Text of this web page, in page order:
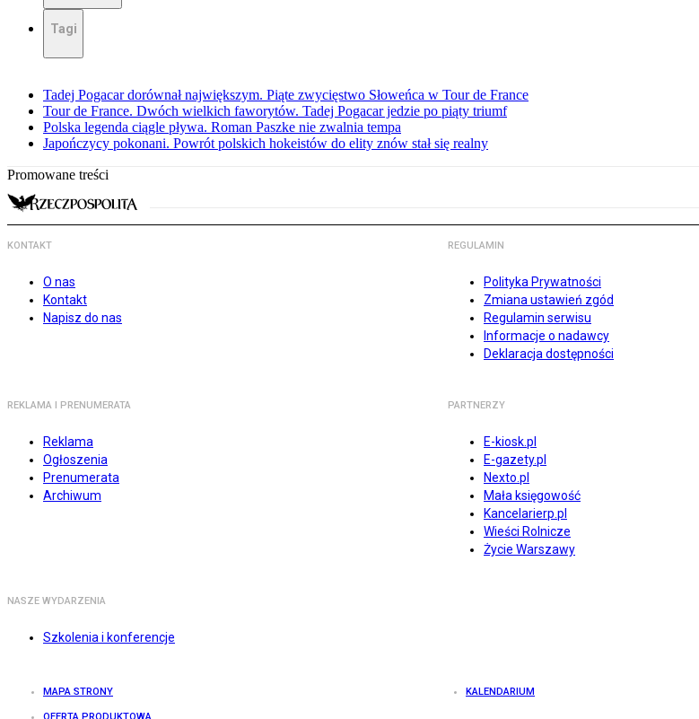
Tagi
Tadej Pogacar dorównał największym. Piąte zwycięstwo Słoweńca w Tour de France
Tour de France. Dwóch wielkich faworytów. Tadej Pogacar jedzie po piąty triumf
Polska legenda ciągle pływa. Roman Paszke nie zwalnia tempa
Japończycy pokonani. Powrót polskich hokeistów do elity znów stał się realny
Promowane treści
KONTAKT
O nas
Kontakt
Napisz do nas
REGULAMIN
Polityka Prywatności
Zmiana ustawień zgód
Regulamin serwisu
Informacje o nadawcy
Deklaracja dostępności
REKLAMA I PRENUMERATA
Reklama
Ogłoszenia
Prenumerata
Archiwum
PARTNERZY
E-kiosk.pl
E-gazety.pl
Nexto.pl
Mała księgowość
Kancelarierp.pl
Wieści Rolnicze
Życie Warszawy
NASZE WYDARZENIA
Szkolenia i konferencje
MAPA STRONY KALENDARIUM